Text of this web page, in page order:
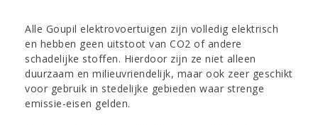
Alle Goupil elektrovoertuigen zijn volledig elektrisch
en hebben geen uitstoot van CO2 of andere
schadelijke stoffen. Hierdoor zijn ze niet alleen
duurzaam en milieuvriendelijk, maar ook zeer geschikt
voor gebruik in stedelijke gebieden waar strenge
emissie-eisen gelden.